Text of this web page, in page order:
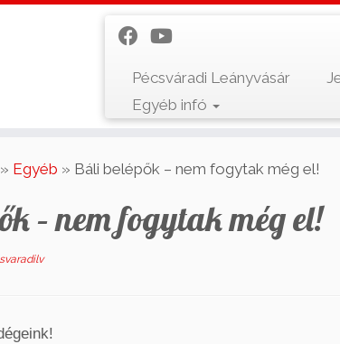
Pécsváradi Leányvásár
Egyéb infó
» Egyéb » Báli belépők – nem fogytak még el!
– nem fogytak még el!